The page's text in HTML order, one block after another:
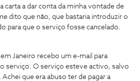
carta a dar conta da minha vontade de
dito que não, que bastaria introduzir o
para que o serviço fosse cancelado.
Janeiro recebo um e-mail para
serviço. O serviço esteve activo, salvo
que era abuso ter de pagar a